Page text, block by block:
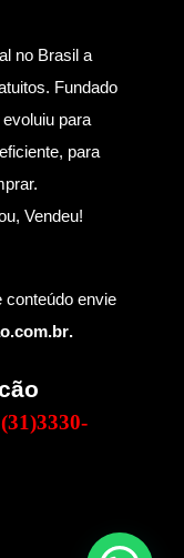
no Brasil a
Fundado
para
para
Vendeu!
conteúdo envie
.
(31)3330-